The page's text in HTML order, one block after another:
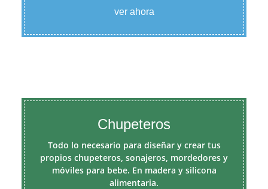
ver ahora
Chupeteros
Todo lo necesario para diseñar y crear tus
propios chupeteros, sonajeros, mordedores y
móviles para bebe. En madera y silicona
alimentaria.